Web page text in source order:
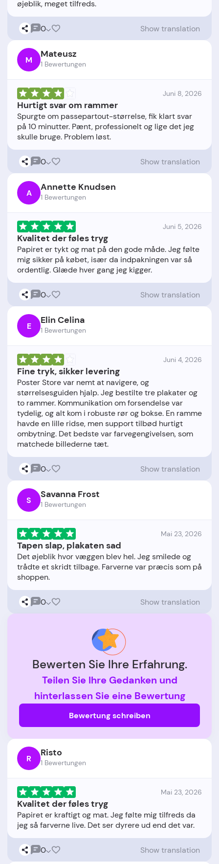
0 Show translation
M Mateusz
1 Bewertungen
Juni 8, 2026
Hurtigt svar om rammer
Spurgte om passepartout-størrelse, fik klart svar
på 10 minutter. Pænt, professionelt og lige det jeg
0 Show translation
A Annette Knudsen
1 Bewertungen
Juni 5, 2026
Kvalitet der føles tryg
Papiret er tykt og mat på den gode måde. Jeg følte
mig sikker på købet, især da indpakningen var så
0 Show translation
E Elin Celina
1 Bewertungen
Juni 4, 2026
Fine tryk, sikker levering
Poster Store var nemt at navigere, og
størrelsesguiden hjalp. Jeg bestilte tre plakater og
to rammer. Kommunikation om forsendelse var
tydelig, og alt kom i robuste rør og bokse. En ramme
havde en lille ridse, men support tilbød hurtigt
ombytning. Det bedste var farvegengivelsen, som
0 Show translation
S Savanna Frost
1 Bewertungen
Mai 23, 2026
Tapen slap, plakaten sad
Det øjeblik hvor væggen blev hel. Jeg smilede og
trådte et skridt tilbage. Farverne var præcis som på
0 Show translation
Bewerten Sie Ihre Erfahrung.
Teilen Sie Ihre Gedanken und
hinterlassen Sie eine Bewertung
Bewertung schreiben
R Risto
1 Bewertungen
Mai 23, 2026
Kvalitet der føles tryg
Papiret er kraftigt og mat. Jeg følte mig tilfreds da
0 Show translation